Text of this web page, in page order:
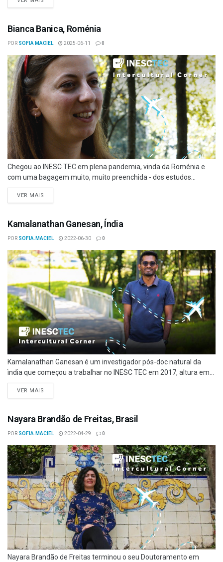
Bianca Banica, Roménia
POR SOFIA MACIEL 2025-06-11 0
Chegou ao INESC TEC em plena pandemia, vinda da Roménia e
com uma bagagem muito, muito preenchida - dos estudos...
VER MAIS
Kamalanathan Ganesan, Índia
POR SOFIA.MACIEL 2022-06-30 0
Kamalanathan Ganesan é um investigador pós-doc natural da
ìndia que começou a trabalhar no INESC TEC em 2017, altura em...
VER MAIS
Nayara Brandão de Freitas, Brasil
POR SOFIA.MACIEL 2022-04-29 0
Nayara Brandão de Freitas terminou o seu Doutoramento em